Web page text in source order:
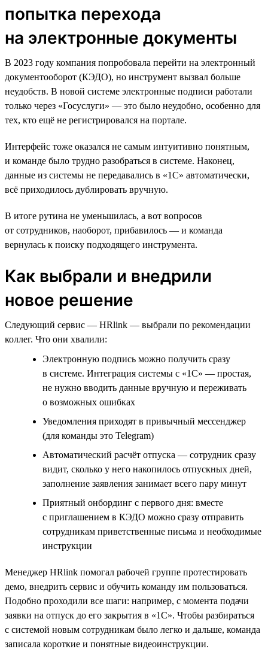
попытка перехода
на электронные документы
В 2023 году компания попробовала перейти на электронный
документооборот (КЭДО), но инструмент вызвал больше
неудобств. В новой системе электронные подписи работали
только через «Госуслуги» — это было неудобно, особенно для
тех, кто ещё не регистрировался на портале.
Интерфейс тоже оказался не самым интуитивно понятным,
и команде было трудно разобраться в системе. Наконец,
данные из системы не передавались в «1С» автоматически,
всё приходилось дублировать вручную.
В итоге рутина не уменьшилась, а вот вопросов
от сотрудников, наоборот, прибавилось — и команда
вернулась к поиску подходящего инструмента.
Как выбрали и внедрили
новое решение
Следующий сервис — HRlink — выбрали по рекомендации
коллег. Что они хвалили:
Электронную подпись можно получить сразу
в системе. Интеграция системы с «1С» — простая,
не нужно вводить данные вручную и переживать
о возможных ошибках
Уведомления приходят в привычный мессенджер
(для команды это Telegram)
Автоматический расчёт отпуска — сотрудник сразу
видит, сколько у него накопилось отпускных дней,
заполнение заявления занимает всего пару минут
Приятный онбординг с первого дня: вместе
с приглашением в КЭДО можно сразу отправить
сотрудникам приветственные письма и необходимые
инструкции
Менеджер HRlink помогал рабочей группе протестировать
демо, внедрить сервис и обучить команду им пользоваться.
Подобно проходили все шаги: например, с момента подачи
заявки на отпуск до его закрытия в «1С». Чтобы разбираться
с системой новым сотрудникам было легко и дальше, команда
записала короткие и понятные видеоинструкции.